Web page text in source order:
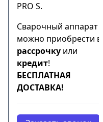
PRO S.
Сварочный аппарат
можно приобрести в
рассрочку или
кредит!
БЕСПЛАТНАЯ
ДОСТАВКА!